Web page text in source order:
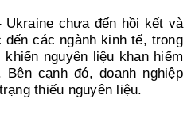
chưa đến hồi kết và
các ngành kinh tế, trong
nguyên liệu khan hiếm
cạnh đó, doanh nghiệp
thiếu nguyên liệu.